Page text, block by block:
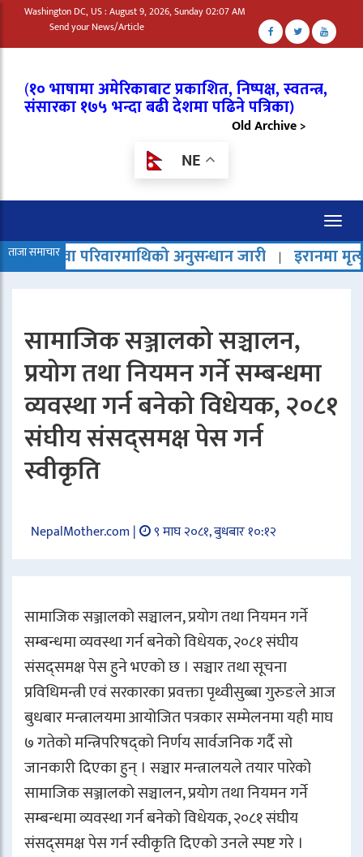
Washington DC, US : August 9, 2026, Sunday 02:07 AM
Send your News/Article
(१० भाषामा अमेरिकाबाट प्रकाशित, निष्पक्ष, स्वतन्त्र,
संसारका १७५ भन्दा बढी देशमा पढिने पत्रिका)
Old Archive >
NE
ताजा समाचार अनुसन्धान जारी | इरानमा मृत्युदण्ड बढेको भन्दै
सामाजिक सञ्जालको सञ्चालन,
प्रयोग तथा नियमन गर्ने सम्बन्धमा
व्यवस्था गर्न बनेको विधेयक, २०८१
संघीय संसद्समक्ष पेस गर्न
स्वीकृति
NepalMother.com | ९ माघ २०८१, बुधबार १०:१२
सामाजिक सञ्जालको सञ्चालन, प्रयोग तथा नियमन गर्ने
सम्बन्धमा व्यवस्था गर्न बनेको विधेयक, २०८१ संघीय
संसद्समक्ष पेस हुने भएको छ । सञ्चार तथा सूचना
प्रविधिमन्त्री एवं सरकारका प्रवक्ता पृथ्वीसुब्बा गुरुङले आज
बुधबार मन्त्रालयमा आयोजित पत्रकार सम्मेलनमा यही माघ
७ गतेको मन्त्रिपरिषद्को निर्णय सार्वजनिक गर्दै सो
जानकारी दिएका हुन् । सञ्चार मन्त्रालयले तयार पारेको
सामाजिक सञ्जालको सञ्चालन, प्रयोग तथा नियमन गर्ने
सम्बन्धमा व्यवस्था गर्न बनेको विधेयक, २०८१ संघीय
संसद्समक्ष पेस गर्न स्वीकृति दिएको उनले स्पष्ट गरे ।